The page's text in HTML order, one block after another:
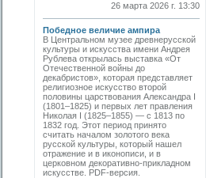
26 марта 2026 г. 13:30
Победное величие ампира
В Центральном музее древнерусской
культуры и искусства имени Андрея
Рублева открылась выставка «От
Отечественной войны до
декабристов», которая представляет
религиозное искусство второй
половины царствования Александра I
(1801–1825) и первых лет правления
Николая I (1825–1855) — с 1813 по
1832 год. Этот период принято
считать началом золотого века
русской культуры, который нашел
отражение и в иконописи, и в
церковном декоративно-прикладном
искусстве. PDF-версия.